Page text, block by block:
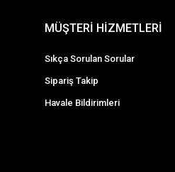
MÜŞTERİ HİZMETLERİ
Sıkça Sorulan Sorular
Sipariş Takip
Havale Bildirimleri